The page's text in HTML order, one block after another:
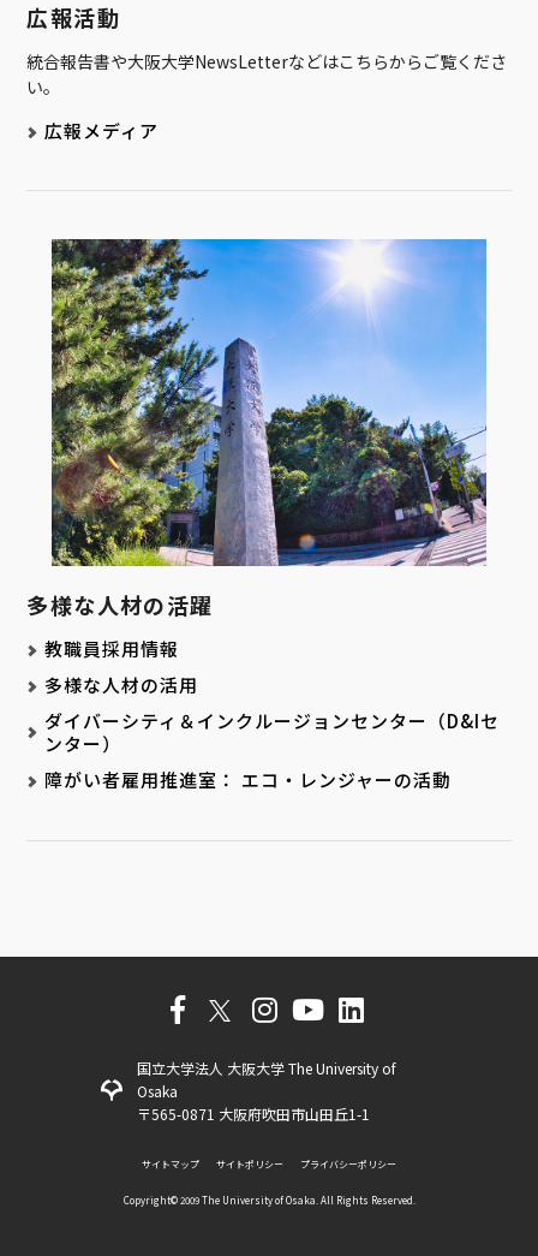
広報活動
統合報告書や大阪大学NewsLetterなどはこちらからご覧くださ
い。
広報メディア
多様な人材の活躍
教職員採用情報
多様な人材の活用
ダイバーシティ＆インクルージョンセンター（D&Iセ
ンター）
障がい者雇用推進室： エコ・レンジャーの活動
国立大学法人 大阪大学 The University of
Osaka
〒565-0871 大阪府吹田市山田丘1-1
サイトマップ サイトポリシー プライバシーポリシー
Copyright©️ 2009 The University of Osaka. All Rights Reserved.